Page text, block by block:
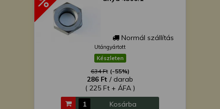
Normál szállítás
Utángyártott
Készleten
634 Ft (-55%)
286 Ft / darab
( 225 Ft + ÁFA )
Kosárba